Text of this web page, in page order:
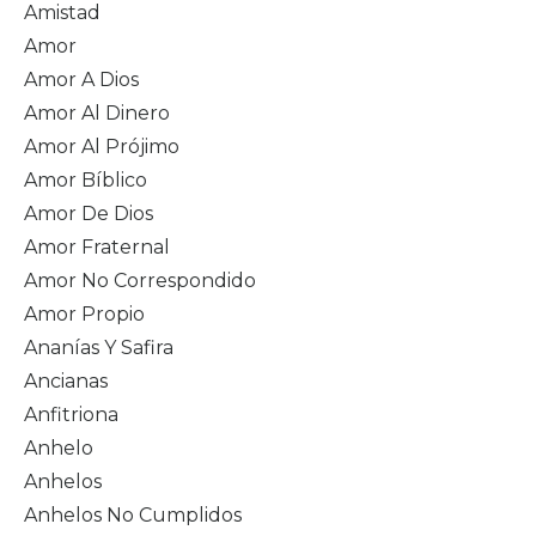
Amistad
Amor
Amor A Dios
Amor Al Dinero
Amor Al Prójimo
Amor Bíblico
Amor De Dios
Amor Fraternal
Amor No Correspondido
Amor Propio
Ananías Y Safira
Ancianas
Anfitriona
Anhelo
Anhelos
Anhelos No Cumplidos